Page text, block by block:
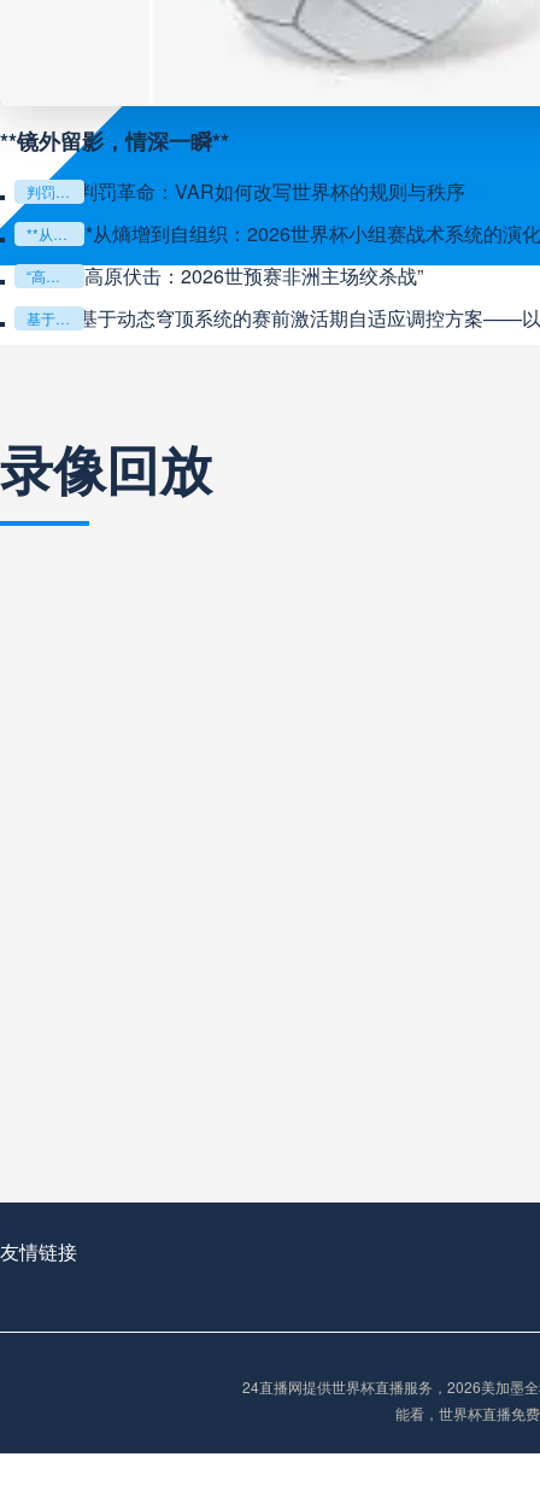
**镜外留影，情深一瞬**
判罚革命：VAR如何改写世界杯的规则与秩序 判罚革命：VAR如何改写世界杯的规则与秩序
**从熵增到自组织：2026世界杯小组赛战术系统的演化密码** **从熵增到自组织：2026世界杯小组赛战术系统的演
“高原伏击：2026世预赛非洲主场绞杀战” “高原伏击：2026世预赛非洲主场绞杀战”
基于动态穹顶系统的赛前激活期自适应调控方案——以温哥华BC Place为案例 基于动态穹顶系统的赛前激活期自适应调控方案——以温哥
录像回放
友情链接
24直播网提供世界杯直播服务，2026美加墨
能看，世界杯直播免